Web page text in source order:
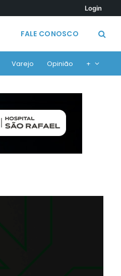
Login
FALE CONOSCO
Varejo Opinião +